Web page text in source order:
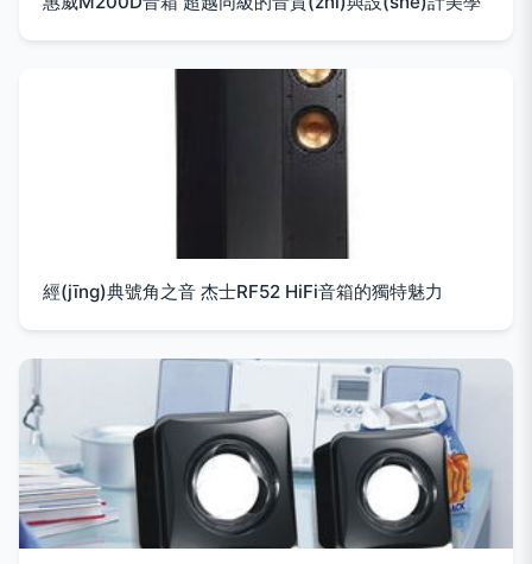
經(jīng)典號角之音 杰士RF52 HiFi音箱的獨特魅力